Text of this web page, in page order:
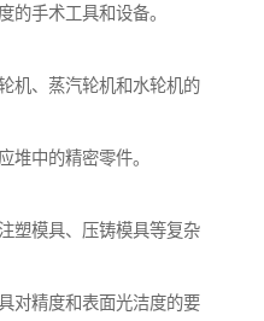
手术工具和设备。
机、蒸汽轮机和水轮机的
中的精密零件。
塑模具、压铸模具等复杂
对精度和表面光洁度的要